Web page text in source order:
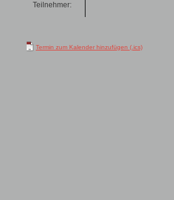
Teilnehmer:
Termin zum Kalender hinzufügen (.ics)